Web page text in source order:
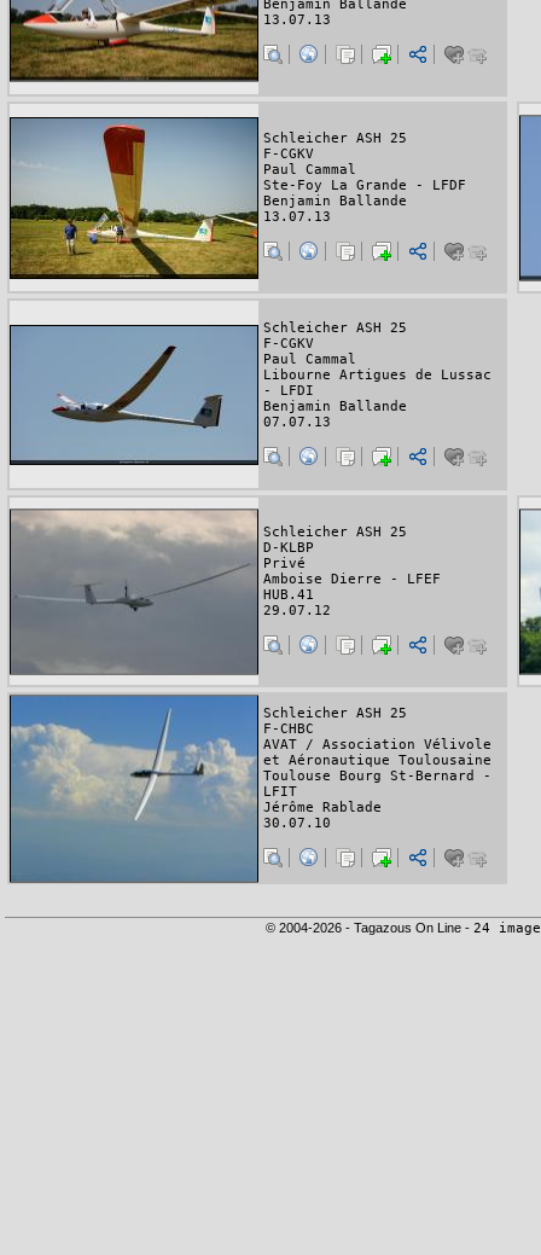
Benjamin Ballande
13.07.13
Schleicher ASH 25
F-CGKV
Paul Cammal
Ste-Foy La Grande - LFDF
Benjamin Ballande
13.07.13
Schleicher ASH 25
F-CGKV
Paul Cammal
Libourne Artigues de Lussac
- LFDI
Benjamin Ballande
07.07.13
Schleicher ASH 25
D-KLBP
Privé
Amboise Dierre - LFEF
HUB.41
29.07.12
Schleicher ASH 25
F-CHBC
AVAT / Association Vélivole
et Aéronautique Toulousaine
Toulouse Bourg St-Bernard -
LFIT
Jérôme Rablade
30.07.10
© 2004-2026 - Tagazous On Line - 24